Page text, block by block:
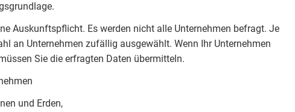
Auskunftspflicht. Es werden nicht alle Unternehmen befragt. Je
an Unternehmen zufällig ausgewählt. Wenn Ihr Unternehmen
Sie die erfragten Daten übermitteln.
und Erden,